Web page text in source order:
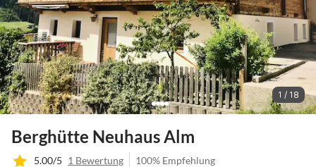
1 / 18
Berghütte Neuhaus Alm
5.00/5 1 Bewertung 100% Empfehlung